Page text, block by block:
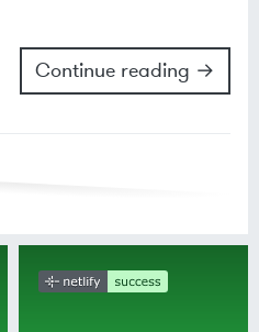
Continue reading →